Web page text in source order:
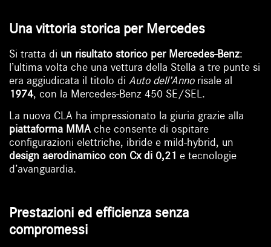
Una vittoria storica per Mercedes
Si tratta di un risultato storico per Mercedes-Benz:
l’ultima volta che una vettura della Stella a tre punte si
era aggiudicata il titolo diAuto dell’Annorisale al
1974, con la Mercedes-Benz 450 SE/SEL.
La nuova CLA ha impressionato la giuria grazie alla
piattaforma MMA che consente di ospitare
configurazioni elettriche, ibride e mild-hybrid, un
design aerodinamico con Cx di 0,21 e tecnologie
d’avanguardia.
Prestazioni ed efficienza senza
compromessi